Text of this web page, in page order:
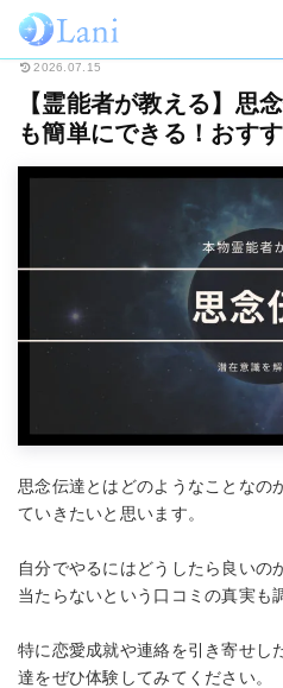
ホーム スピリチュアル 【霊能者が
2026.07.15
【霊能者が教える】思
も簡単にできる！おす
思念伝達とはどのようなことなの
ていきたいと思います。
自分でやるにはどうしたら良いの
当たらないという口コミの真実も
特に恋愛成就や連絡を引き寄せし
達をぜひ体験してみてください。